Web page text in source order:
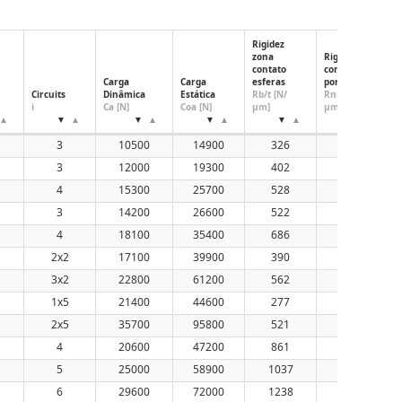
Circuits
i
Carga
Dinâmica
Ca [N]
Carga
Estática
Coa [N]
Rigidez
zona
contato
esferas
Rb/t [N/
μm]
Rigidez
conjunto
porca
Rnut [N/
μm]
3 10500 14900 326
3 12000 19300 402
4 15300 25700 528
3 14200 26600 522
4 18100 35400 686
2x2 17100 39900 390
3x2 22800 61200 562
1x5 21400 44600 277
2x5 35700 95800 521
4 20600 47200 861
5 25000 58900 1037
6 29600 72000 1238